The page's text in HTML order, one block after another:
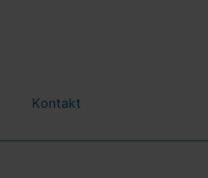
Kontakt